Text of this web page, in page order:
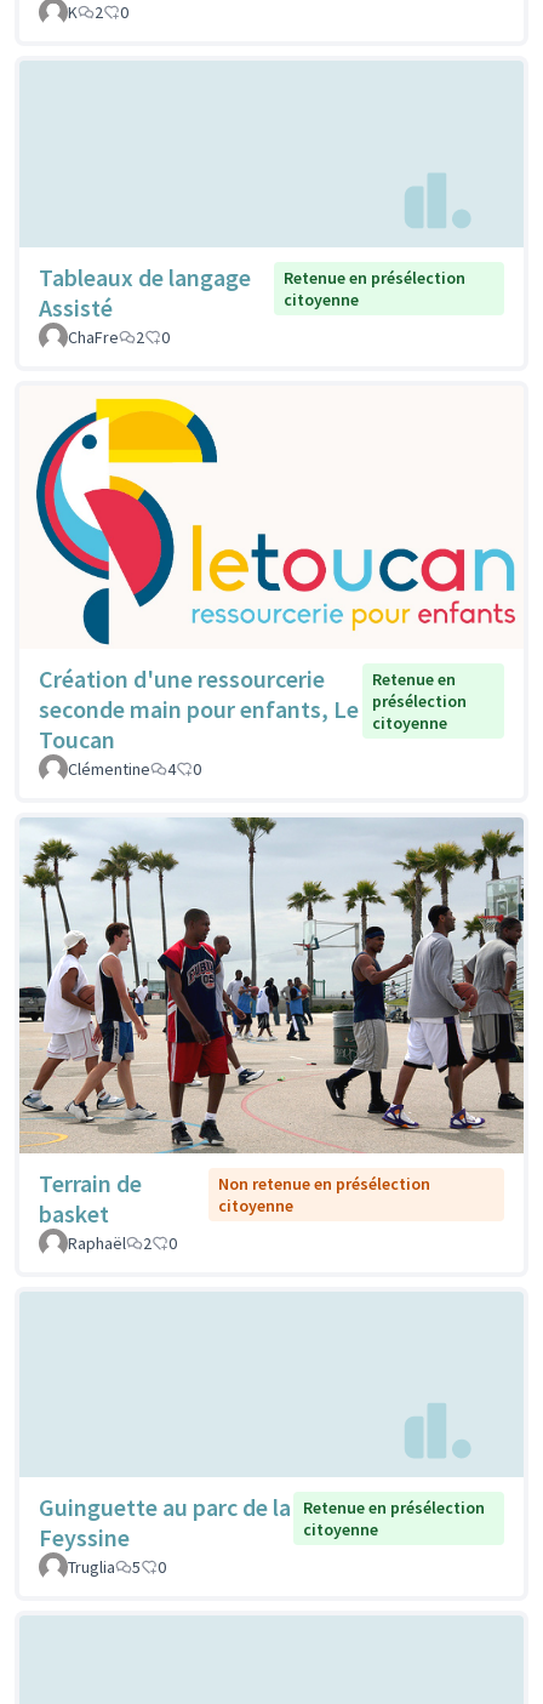
K
2 0
Tableaux de langage
Assisté
Retenue en présélection
citoyenne
ChaFre
2 0
Création d'une ressourcerie
seconde main pour enfants, Le
Toucan
Retenue en
présélection
citoyenne
Clémentine 4 0
Terrain de
basket
Non retenue en présélection
citoyenne
Raphaël
2 0
Guinguette au parc de la
Feyssine
Retenue en présélection
citoyenne
Truglia
5 0